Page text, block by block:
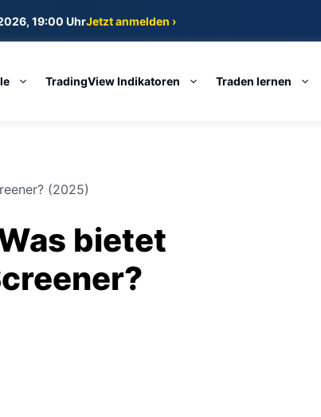
19:00 UhrJetzt anmelden ›
TradingView Indikatoren Traden lernen
(2025)
bietet